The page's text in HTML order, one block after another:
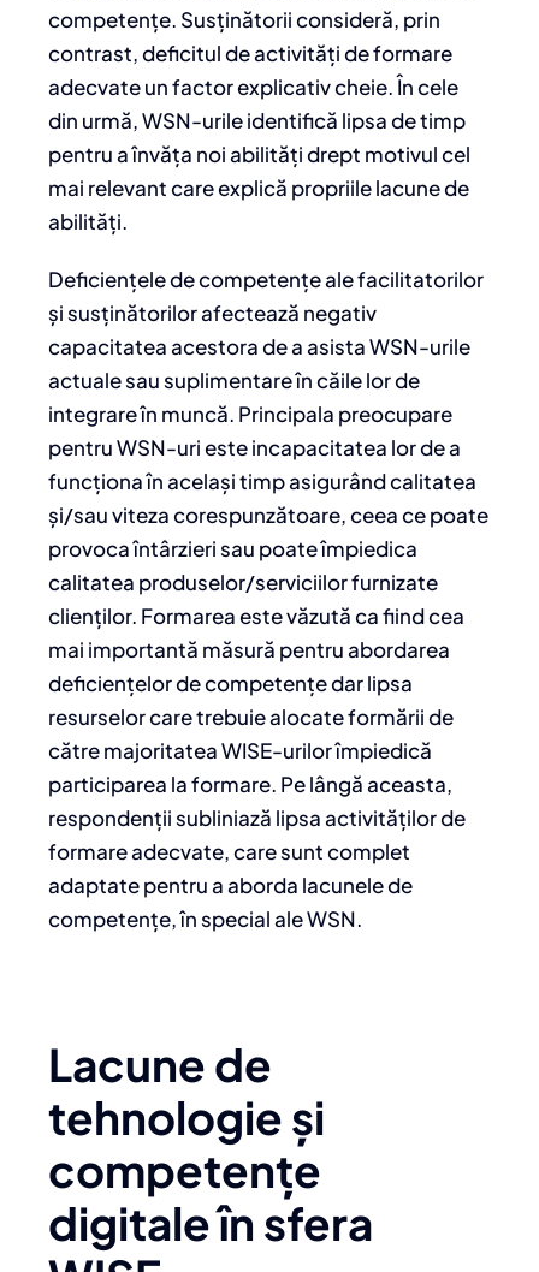
competențe. Susținătorii consideră, prin
contrast, deficitul de activități de formare
adecvate un factor explicativ cheie. În cele
din urmă, WSN-urile identifică lipsa de timp
pentru a învăța noi abilități drept motivul cel
mai relevant care explică propriile lacune de
abilități.
Deficiențele de competențe ale facilitatorilor
și susținătorilor afectează negativ
capacitatea acestora de a asista WSN-urile
actuale sau suplimentare în căile lor de
integrare în muncă. Principala preocupare
pentru WSN-uri este incapacitatea lor de a
funcționa în același timp asigurând calitatea
și/sau viteza corespunzătoare, ceea ce poate
provoca întârzieri sau poate împiedica
calitatea produselor/serviciilor furnizate
clienților. Formarea este văzută ca fiind cea
mai importantă măsură pentru abordarea
deficiențelor de competențe dar lipsa
resurselor care trebuie alocate formării de
către majoritatea WISE-urilor împiedică
participarea la formare. Pe lângă aceasta,
respondenții subliniază lipsa activităților de
formare adecvate, care sunt complet
adaptate pentru a aborda lacunele de
competențe, în special ale WSN.
Lacune de
tehnologie și
competențe
digitale în sfera